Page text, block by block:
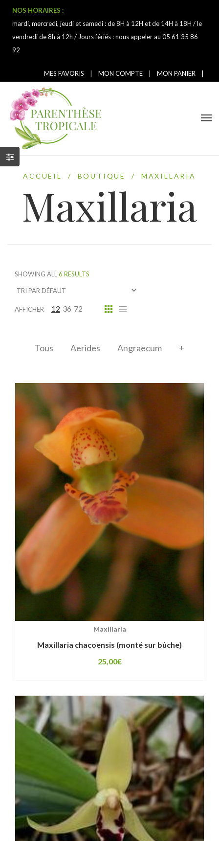
NOS HORAIRES :
mardi, mercredi, jeudi et samedi : de 8H à 12H et de 14H à 18H / le
vendredi de 8h à 12h / Jours fériés : nous appeler au 05 61 35 86
92
MES FAVORIS MON COMPTE MON PANIER
ACCUEIL / BOUTIQUE / MAXILLARIA
Maxillaria
SHOWING ALL 6 RESULTS
AFFICHER 12 36 72
Tous Aerides Angraecum +
Maxillaria
Maxillaria chacoensis (monté sur bûche)
25,00€